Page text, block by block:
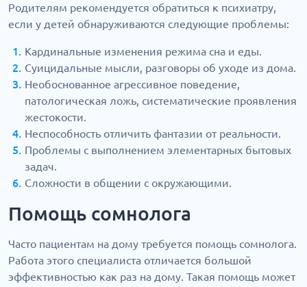
Родителям рекомендуется обратиться к психиатру,
если у детей обнаруживаются следующие проблемы:
Кардинальные изменения режима сна и еды.
Суицидальные мысли, разговоры об уходе из дома.
Необоснованное агрессивное поведение,
патологическая ложь, систематические проявления
жестокости.
Неспособность отличить фантазии от реальности.
Проблемы с выполнением элементарных бытовых
задач.
Сложности в общении с окружающими.
Помощь сомнолога
Часто пациентам на дому требуется помощь сомнолога.
Работа этого специалиста отличается большой
эффективностью как раз на дому. Такая помощь может